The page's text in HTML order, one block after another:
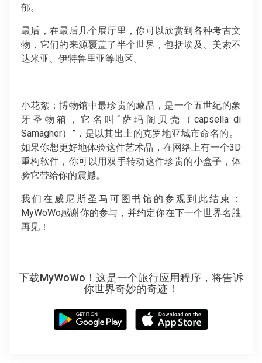
郁。
最后，在最后几个展厅里，你可以欣赏到各种考古文
物，它们的来源覆盖了半个世界，包括埃及、美索不
达米亚、伊特鲁里亚等地区。
小花絮：博物馆中最珍贵的藏品，是一个五世纪的象
牙圣物箱，它名叫“萨玛阁贝壳（capsella di
Samagher）”，是以其出土的克罗地亚城市命名的。
如果你想更好地体验这件艺术品，在网络上有一个3D
重构软件，你可以用双手转动这件珍贵的小盒子，体
验它带给你的震撼。
我们在威尼斯圣马可图书馆的参观到此结束：
MyWoWo感谢你的参与，并约定你在下一个世界名胜
再见！
下载MyWoWo！这是一个旅行应用程序，将告诉
你世界奇妙的奇迹！